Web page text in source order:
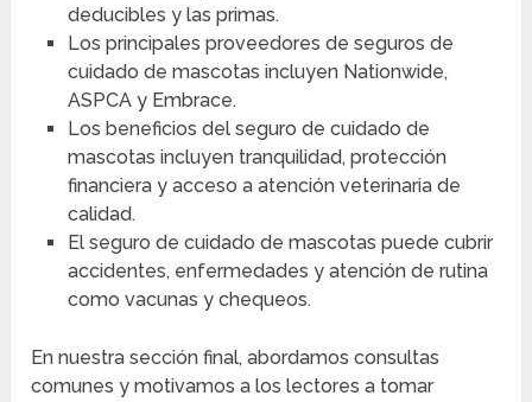
deducibles y las primas.
Los principales proveedores de seguros de
cuidado de mascotas incluyen Nationwide,
ASPCA y Embrace.
Los beneficios del seguro de cuidado de
mascotas incluyen tranquilidad, protección
financiera y acceso a atención veterinaria de
calidad.
El seguro de cuidado de mascotas puede cubrir
accidentes, enfermedades y atención de rutina
como vacunas y chequeos.
En nuestra sección final, abordamos consultas
comunes y motivamos a los lectores a tomar